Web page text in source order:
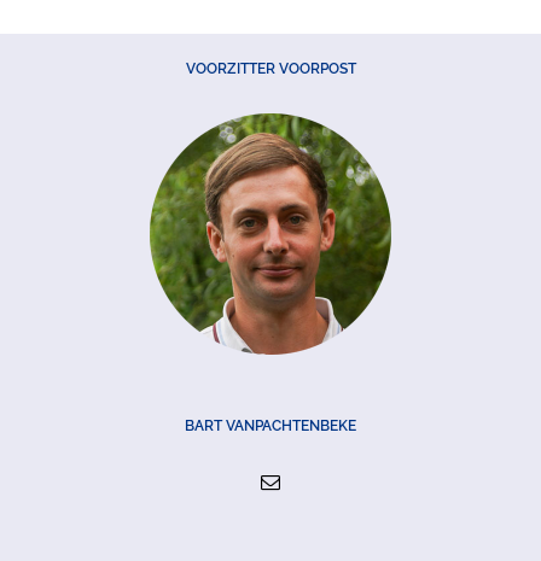
VOORZITTER VOORPOST
BART VANPACHTENBEKE